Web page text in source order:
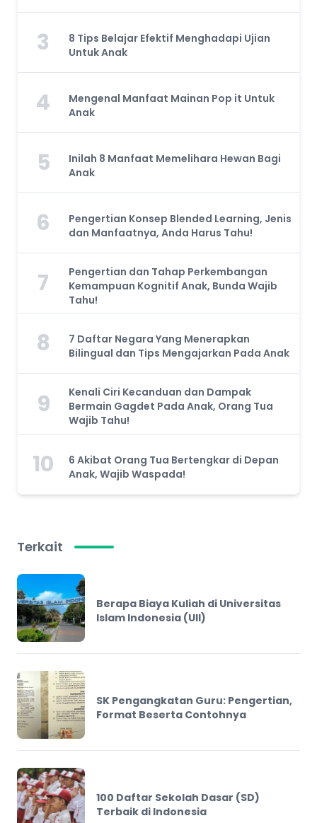
3
8 Tips Belajar Efektif Menghadapi Ujian
Untuk Anak
4
Mengenal Manfaat Mainan Pop it Untuk
Anak
5
Inilah 8 Manfaat Memelihara Hewan Bagi
Anak
6
Pengertian Konsep Blended Learning, Jenis
dan Manfaatnya, Anda Harus Tahu!
7
Pengertian dan Tahap Perkembangan
Kemampuan Kognitif Anak, Bunda Wajib
Tahu!
8
7 Daftar Negara Yang Menerapkan
Bilingual dan Tips Mengajarkan Pada Anak
9
Kenali Ciri Kecanduan dan Dampak
Bermain Gagdet Pada Anak, Orang Tua
Wajib Tahu!
10
6 Akibat Orang Tua Bertengkar di Depan
Anak, Wajib Waspada!
Terkait
Berapa Biaya Kuliah di Universitas
Islam Indonesia (UII)
SK Pengangkatan Guru: Pengertian,
Format Beserta Contohnya
100 Daftar Sekolah Dasar (SD)
Terbaik di Indonesia